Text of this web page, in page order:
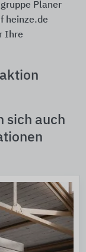
Planer
heinze.de
Ihre
sich auch